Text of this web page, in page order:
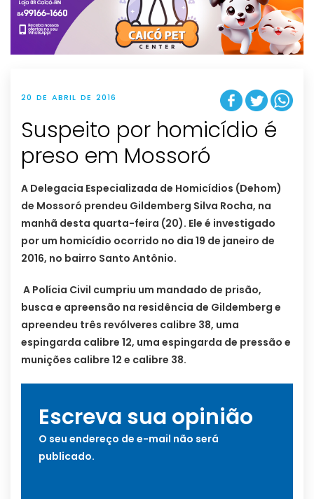
t
i
o
n
20 DE ABRIL DE 2016
Suspeito por homicídio é
A Delegacia Especializada de Homicídios (Dehom)
de Mossoró prendeu Gildemberg Silva Rocha, na
manhã desta quarta-feira (20). Ele é investigado
por um homicídio ocorrido no dia 19 de janeiro de
2016, no bairro Santo Antônio.
A Polícia Civil cumpriu um mandado de prisão,
busca e apreensão na residência de Gildemberg e
apreendeu três revólveres calibre 38, uma
espingarda calibre 12, uma espingarda de pressão e
munições calibre 12 e calibre 38.
Escreva sua opinião
O seu endereço de e-mail não será
publicado.